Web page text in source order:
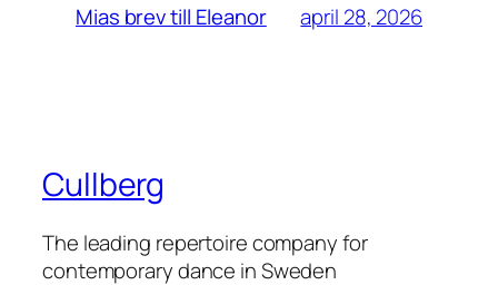
Mias brev till Eleanor april 28, 2026
Cullberg
The leading repertoire company for
contemporary dance in Sweden